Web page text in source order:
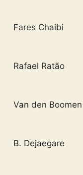
Fares Chaibi
Rafael Ratão
Van den Boomen
B. Dejaegare